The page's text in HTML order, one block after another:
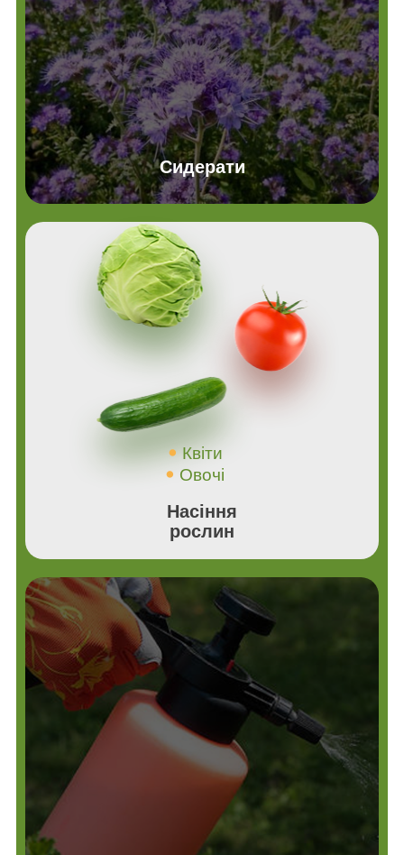
Сидерати
Квіти
Овочі
Насіння
рослин